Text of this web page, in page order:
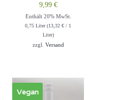
9,99 €
Enthält 20% MwSt.
0,75 Liter (13,32€ / 1
Liter)
zzgl. Versand
Vegan